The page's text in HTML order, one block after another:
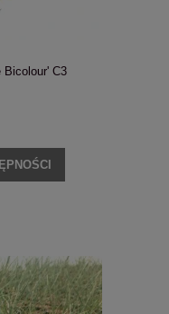
Bicolour' C3